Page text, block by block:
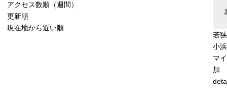
アクセス数順（週間）
更新順
現在地から近い順
若
小
マ
加